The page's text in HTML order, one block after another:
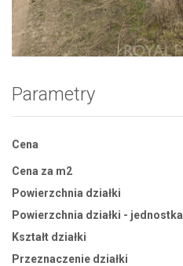
Zdjęcie 1
Parametry
Cena
Cena za m2
Powierzchnia działki
Powierzchnia działki - jednostka
Kształt działki
Przeznaczenie działki